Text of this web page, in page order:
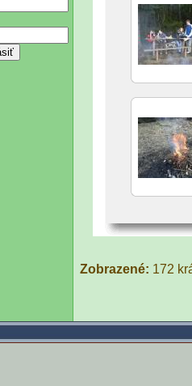
Zobrazené: 172